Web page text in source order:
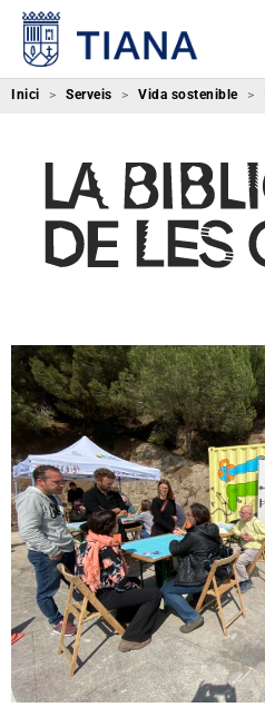
Inici > Serveis > Vida sostenible >